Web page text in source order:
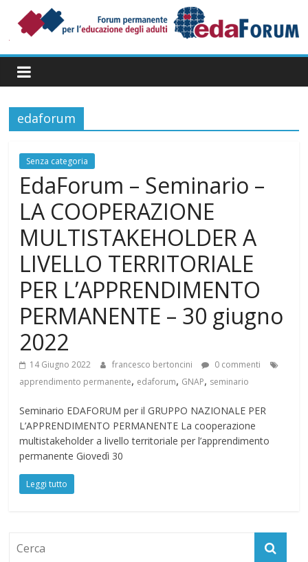
contenuto
Permanente
per
degli
Adulti
edaforum
Senza categoria
EdaForum – Seminario –
LA COOPERAZIONE
MULTISTAKEHOLDER A
LIVELLO TERRITORIALE
PER L’APPRENDIMENTO
PERMANENTE – 30 giugno
2022
14 Giugno 2022 francesco bertoncini
0 commenti
apprendimento permanente, edaforum, GNAP, seminario
Seminario EDAFORUM per il GRUPPO NAZIONALE PER
L’APPRENDIMENTO PERMANENTE La cooperazione
multistakeholder a livello territoriale per l’apprendimento
permanente Giovedì 30
Leggi tutto